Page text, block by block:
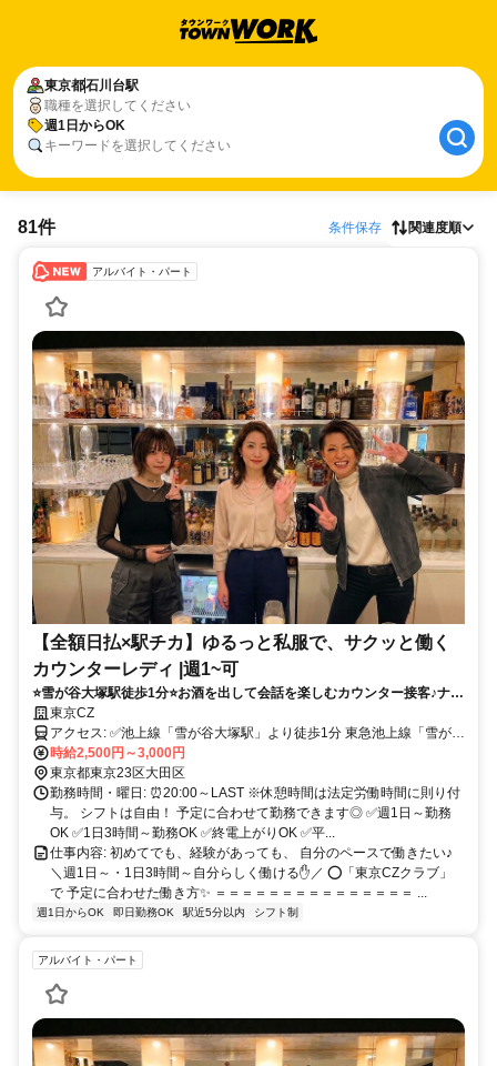
東京都石川台駅
職種を選択してください
週1日からOK
キーワードを選択してください
81件 条件保存 関連度順
アルバイト・パート
【全額日払×駅チカ】ゆるっと私服で、サクッと働く
カウンターレディ |週1~可
⭐雪が谷大塚駅徒歩1分⭐お酒を出して会話を楽しむカウンター接客♪ナイ
トワークが初めての方も、接客経験を活かしたい方も◎ノルマなし・私
服勤務・自由シフトで自分に合った働き方ができます！
東京CZ
アクセス: ✅池上線「雪が谷大塚駅」より徒歩1分 東急池上線「雪が谷
大塚駅」は、 五反田駅〜蒲田駅を結ぶ路線上にあり、通勤のしやす
さが魅力です✨ 沿線には、 大崎広小路駅・戸越銀座駅・荏原中延
駅・旗の台駅・長原駅・石川台駅・御嶽山駅・久が原駅・千鳥町駅・
池上駅・蓮沼駅といった駅が並び、 どのエリアからでも通いやすい
立地です◎ また、五反田駅からは山手線に接続しており、 渋谷駅・
新宿駅・池袋駅・品川駅などの主要エリアからもアクセス良好✨ さら
に、蒲田駅経由で 川崎駅・横浜駅方面からの通勤も可能です♪ 加え
て、旗の台駅で乗り換えれば 大井町駅・自由が丘駅方面からも通い
やすく、 幅広いエリアから無理なく通える好立地です◎
時給2,500円～3,000円
東京都東京23区大田区
勤務時間・曜日: ⏰20:00～LAST ※休憩時間は法定労働時間に則り付
与。 シフトは自由！ 予定に合わせて勤務できます◎ ✅週1日～勤務
OK ✅1日3時間～勤務OK ✅終電上がりOK ✅平...
仕事内容: 初めてでも、経験があっても、 自分のペースで働きたい♪
＼週1日～・1日3時間～自分らしく働ける✋／ ⭕「東京CZクラブ」
で 予定に合わせた働き方✨ ＝＝＝＝＝＝＝＝＝＝＝＝＝＝＝ ...
週1日からOK 即日勤務OK 駅近5分以内 シフト制
アルバイト・パート